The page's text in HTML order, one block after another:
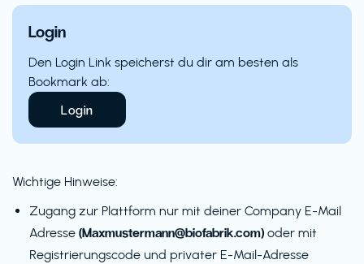
Login
Den Login Link speicherst du dir am besten als
Bookmark ab:
Login
Wichtige Hinweise:
Zugang zur Plattform nur mit deiner Company E-Mail
Adresse (Maxmustermann@biofabrik.com) oder mit
Registrierungscode und privater E-Mail-Adresse